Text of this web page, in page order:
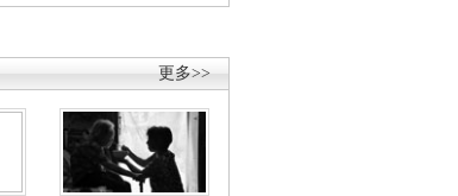
更多>>